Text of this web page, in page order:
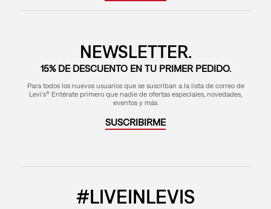
NEWSLETTER.
15% DE DESCUENTO EN TU PRIMER PEDIDO.
Para todos los nuevos usuarios que se suscriban a la lista de correo de
Levi's® Entérate primero que nadie de ofertas especiales, novedades,
eventos y más.
SUSCRIBIRME
#LIVEINLEVIS